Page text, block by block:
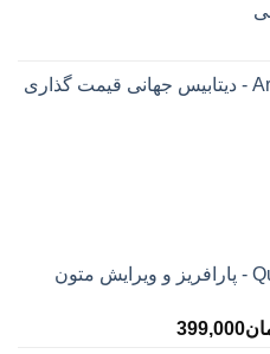
اکانت پرمیوم Artprice - دیتابیس جهانی قیمت ‌گذاری
اکانت پرمیوم Quillbot - پارافریز و ویرایش متون
399,000محدوده